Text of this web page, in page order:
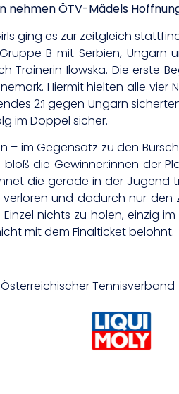
nehmen ÖTV-Mädels
ging es zur zeitgleich
B mit Serbien,
Trainerin Ilowska. Die erste
Hiermit hielten alle
2:1 gegen Ungarn
im Doppel sicher.
– im Gegensatz zu den
bloß die Gewinner:innen der
die gerade in der
und dadurch nur
nichts zu holen, einzig
mit dem Finalticket belohnt.
Tennisverband